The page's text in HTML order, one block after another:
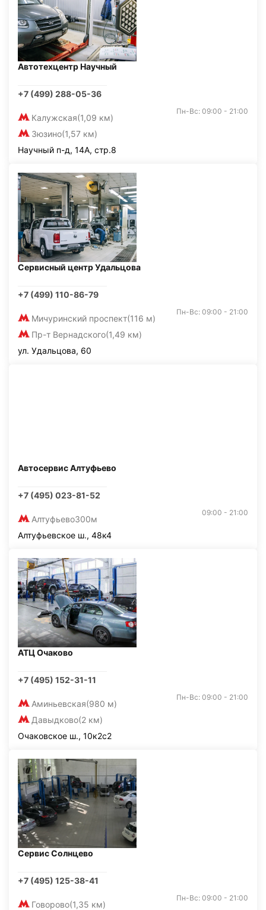
Автотехцентр Научный
+7 (499) 288-05-36
Калужская(1,09 км)
Зюзино(1,57 км)
Пн-Вс: 09:00 - 21:00
Научный п-д, 14А, стр.8
Сервисный центр Удальцова
+7 (499) 110-86-79
Мичуринский проспект(116 м)
Пр-т Вернадского(1,49 км)
Пн-Вс: 09:00 - 21:00
ул. Удальцова, 60
Автосервис Алтуфьево
+7 (495) 023-81-52
Алтуфьево300м
09:00 - 21:00
Алтуфьевское ш., 48к4
АТЦ Очаково
+7 (495) 152-31-11
Аминьевская(980 м)
Давыдково(2 км)
Пн-Вс: 09:00 - 21:00
Очаковское ш., 10к2с2
Сервис Солнцево
+7 (495) 125-38-41
Говорово(1,35 км)
Пн-Вс: 09:00 - 21:00